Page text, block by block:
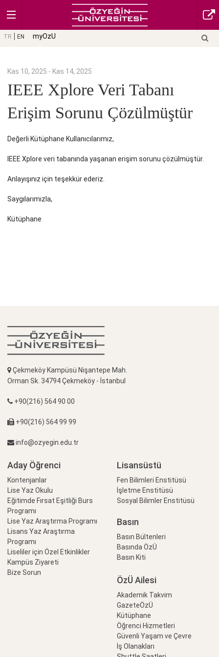
TR EN myOzU
Kas 10, 2025 - Kas 14, 2025
IEEE Xplore Veri Tabanı
Erişim Sorunu Çözülmüştür
Değerli Kütüphane Kullanıcılarımız,
IEEE Xplore veri tabanında yaşanan erişim sorunu çözülmüştür.
Anlayışınız için teşekkür ederiz.
Saygılarımızla,
Kütüphane
Çekmeköy Kampüsü Nişantepe Mah.
Orman Sk. 34794 Çekmeköy - İstanbul
+90(216) 564 90 00
+90(216) 564 99 99
info@ozyegin.edu.tr
Aday Öğrenci
Kontenjanlar
Lise Yaz Okulu
Eğitimde Fırsat Eşitliği Burs
Programı
Lise Yaz Araştırma Programı
Lisans Yaz Araştırma
Programı
Liseliler için Özel Etkinlikler
Kampüs Ziyareti
Bize Sorun
Lisansüstü
Fen Bilimleri Enstitüsü
İşletme Enstitüsü
Sosyal Bilimler Enstitüsü
Basın
Basın Bültenleri
Basında ÖzÜ
Basın Kiti
ÖzÜ Ailesi
Akademik Takvim
GazeteÖzÜ
Kütüphane
Öğrenci Hizmetleri
Güvenli Yaşam ve Çevre
İş Olanakları